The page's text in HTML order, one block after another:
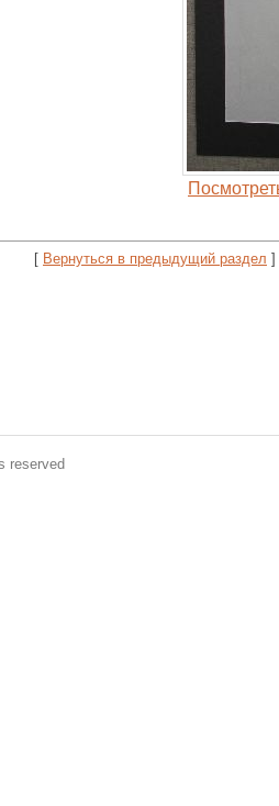
[ Вернуться в предыдущий раздел ]
reserved